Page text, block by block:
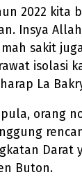
2022 kita
Insya
sakit
isolasi
La
orang
Darat
Buton.